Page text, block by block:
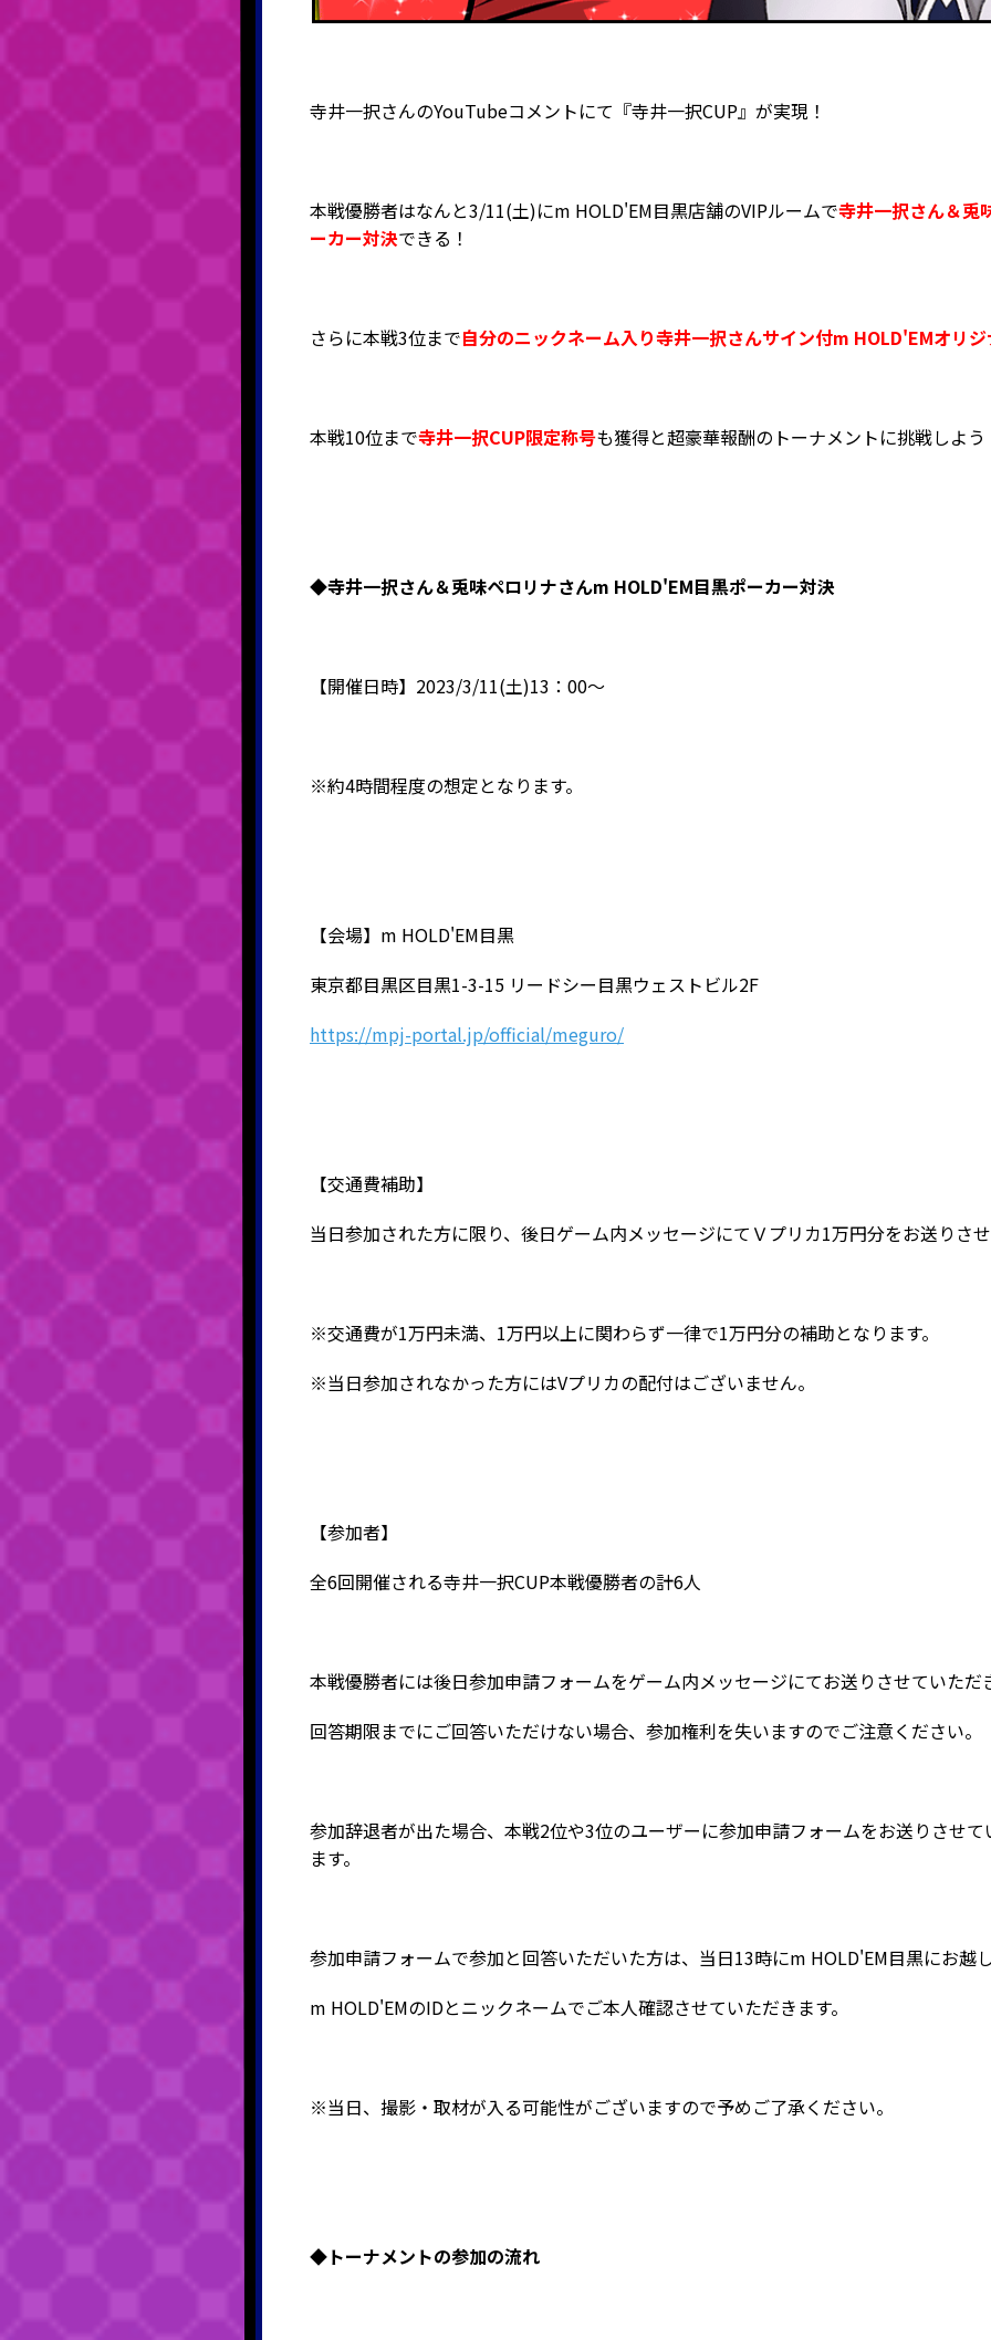
寺井一択さんのYouTubeコメントにて『寺井一択CUP』が実現！
本戦優勝者はなんと3/11(土)にm HOLD'EM目黒店舗のVIPルームで寺井一択さん＆兎
ーカー対決できる！
さらに本戦3位まで自分のニックネーム入り寺井一択さんサイン付m HOLD'EMオリ
本戦10位まで寺井一択CUP限定称号も獲得と超豪華報酬のトーナメントに挑戦しよう
◆寺井一択さん＆兎味ペロリナさんm HOLD'EM目黒ポーカー対決
【開催日時】2023/3/11(土)13：00～
※約4時間程度の想定となります。
【会場】m HOLD'EM目黒
東京都目黒区目黒1-3-15 リードシー目黒ウェストビル2F
https://mpj-portal.jp/official/meguro/
【交通費補助】
当日参加された方に限り、後日ゲーム内メッセージにてＶプリカ1万円分をお送りさ
※交通費が1万円未満、1万円以上に関わらず一律で1万円分の補助となります。
※当日参加されなかった方にはVプリカの配付はございません。
【参加者】
全6回開催される寺井一択CUP本戦優勝者の計6人
本戦優勝者には後日参加申請フォームをゲーム内メッセージにてお送りさせていただ
回答期限までにご回答いただけない場合、参加権利を失いますのでご注意ください。
参加辞退者が出た場合、本戦2位や3位のユーザーに参加申請フォームをお送りさせ
ます。
参加申請フォームで参加と回答いただいた方は、当日13時にm HOLD'EM目黒にお越
m HOLD'EMのIDとニックネームでご本人確認させていただきます。
※当日、撮影・取材が入る可能性がございますので予めご了承ください。
◆トーナメントの参加の流れ